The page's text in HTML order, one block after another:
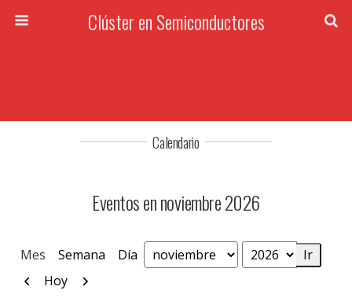
Clúster en Semiconductores
Calendario
Eventos en noviembre 2026
Mes Semana Día Mes
Año
Anterior
Hoy Siguiente